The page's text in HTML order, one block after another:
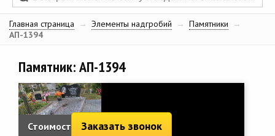
Главная страница → Элементы надгробий → Памятники
→
АП-1394
Памятник: АП-1394
Стоимость: Заказать звонок